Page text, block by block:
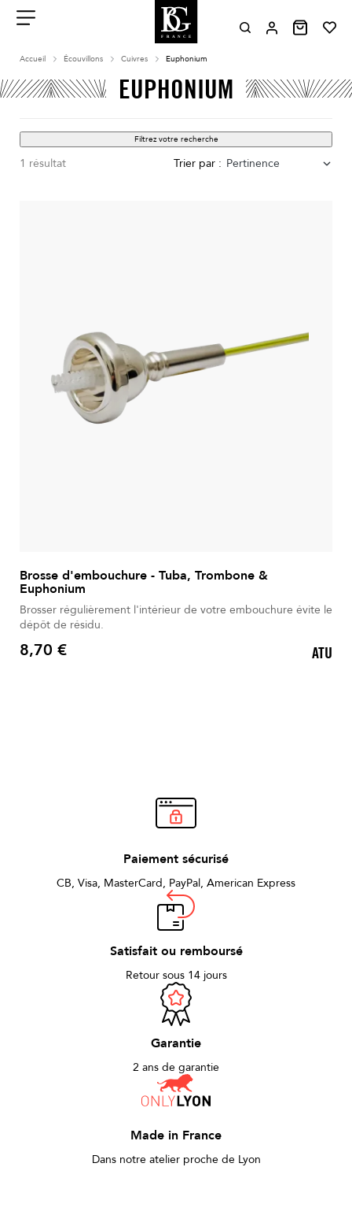
contenu
Accueil Écouvillons Cuivres Euphonium
EUPHONIUM
Filtrez votre recherche
1 résultat Trier par : Pertinence
Brosse d'embouchure - Tuba, Trombone &
Euphonium
Brosser régulièrement l'intérieur de votre embouchure évite le
dépôt de résidu.
Prix
8,70 € ATU
Paiement sécurisé
CB, Visa, MasterCard, PayPal, American Express
Satisfait ou remboursé
Retour sous 14 jours
Garantie
2 ans de garantie
Made in France
Dans notre atelier proche de Lyon